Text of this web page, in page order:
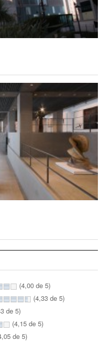
(4,00 de 5)
(4,33 de 5)
de 5)
(4,15 de 5)
de 5)